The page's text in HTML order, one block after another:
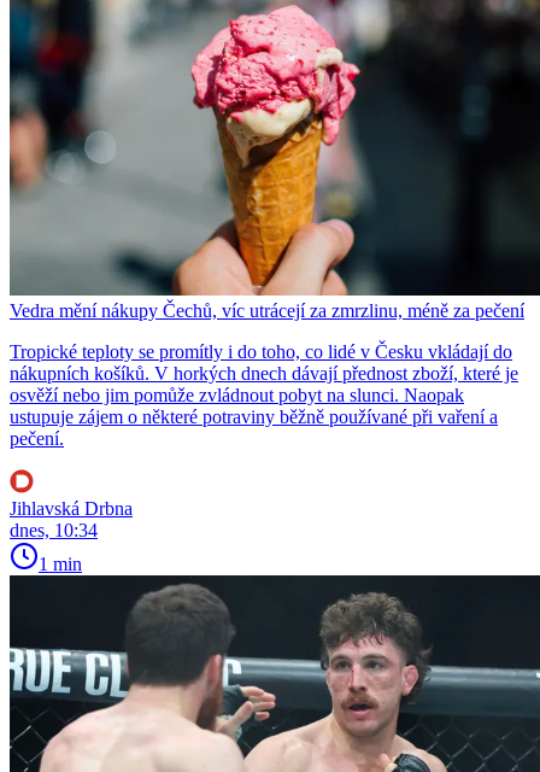
Vedra mění nákupy Čechů, víc utrácejí za zmrzlinu, méně za pečení
Tropické teploty se promítly i do toho, co lidé v Česku vkládají do
nákupních košíků. V horkých dnech dávají přednost zboží, které je
osvěží nebo jim pomůže zvládnout pobyt na slunci. Naopak
ustupuje zájem o některé potraviny běžně používané při vaření a
pečení.
Jihlavská Drbna
dnes, 10:34
1 min